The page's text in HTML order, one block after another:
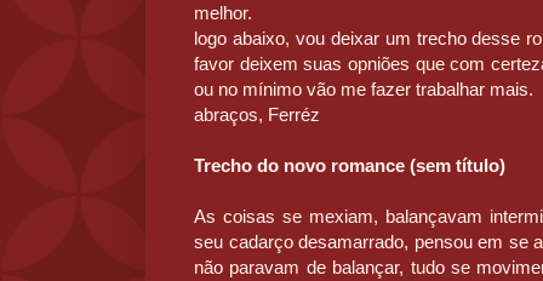
melhor.
logo abaixo, vou deixar um trecho desse
favor deixem suas opniões que com
ou no mínimo vão me fazer trabalhar mais.
abraços, Ferréz
Trecho do novo romance (sem título)
As coisas se mexiam, balançavam
seu cadarço desamarrado, pensou em se
não paravam de balançar, tudo se